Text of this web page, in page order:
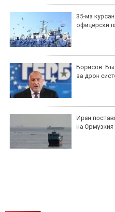
35-ма
офицерски
Борисов:
за дрон
Иран
на